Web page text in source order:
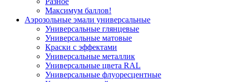
Максимум баллов!
Аэрозольные эмали универсальные
Универсальные глянцевые
Универсальные матовые
Краски с эффектами
Универсальные металлик
Универсальные цвета RAL
Универсальные флуоресцентные